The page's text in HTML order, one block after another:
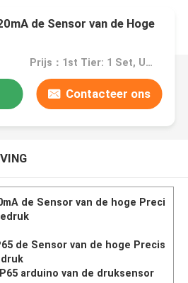
de Sensor van de Hoge
Prijs：1st Tier: 1 Set, Unit Price USD 3.00 2nd Tier: 2-5 Sets, Unit Price USD 2.00 3rd Tier: Over 5 Sets, Unit Price USD 1.00
Contacteer ons
de Sensor van de hoge Preci
de Sensor van de hoge Precis
arduino van de druksensor